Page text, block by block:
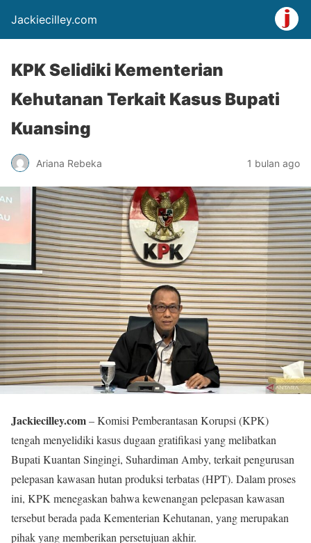
Jackiecilley.com
KPK Selidiki Kementerian
Kehutanan Terkait Kasus Bupati
Kuansing
Ariana Rebeka 1 bulan ago
Jackiecilley.com– Komisi Pemberantasan Korupsi (KPK)
tengah menyelidiki kasus dugaan gratifikasi yang melibatkan
Bupati Kuantan Singingi, Suhardiman Amby, terkait pengurusan
pelepasan kawasan hutan produksi terbatas (HPT). Dalam proses
ini, KPK menegaskan bahwa kewenangan pelepasan kawasan
tersebut berada pada Kementerian Kehutanan, yang merupakan
pihak yang memberikan persetujuan akhir.